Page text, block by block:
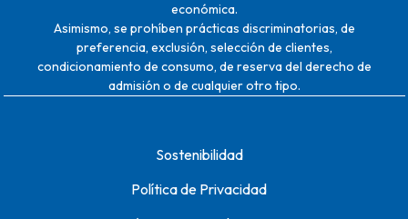
económica.
Asimismo, se prohíben prácticas discriminatorias, de
preferencia, exclusión, selección de clientes,
condicionamiento de consumo, de reserva del derecho de
admisión o de cualquier otro tipo.
Sostenibilidad
Política de Privacidad